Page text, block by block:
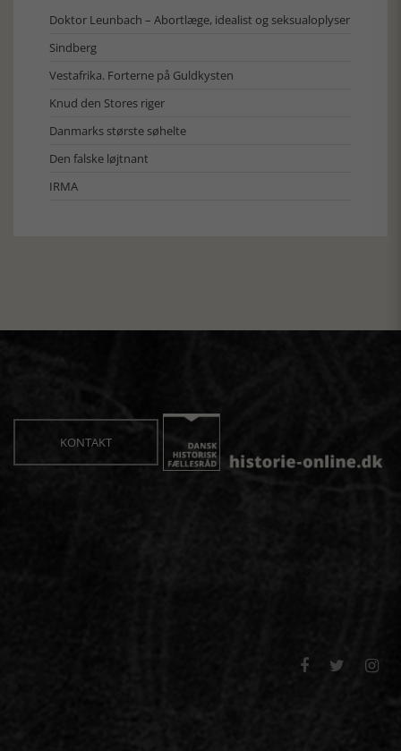
Doktor Leunbach – Abortlæge, idealist og seksualoplyser
Sindberg
Vestafrika. Forterne på Guldkysten
Knud den Stores riger
Danmarks største søhelte
Den falske løjtnant
IRMA
KONTAKT
  